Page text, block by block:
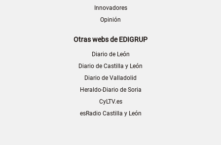
Innovadores
Opinión
Otras webs de EDIGRUP
Diario de León
Diario de Castilla y León
Diario de Valladolid
Heraldo-Diario de Soria
CyLTV.es
esRadio Castilla y León